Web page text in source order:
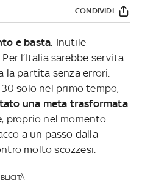
CONDIVIDI
e basta. Inutile
l’Italia sarebbe servita
partita senza errori.
solo nel primo tempo,
una meta trasformata
, proprio nel momento
a un passo dalla
molto scozzesi.